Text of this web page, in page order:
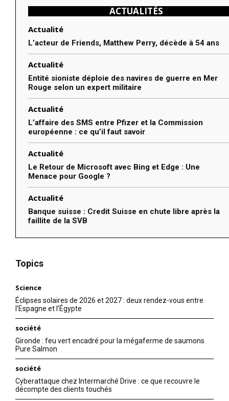
ACTUALITÉS
Actualité
L’acteur de Friends, Matthew Perry, décède à 54 ans
Actualité
Entité sioniste déploie des navires de guerre en Mer
Rouge selon un expert militaire
Actualité
L’affaire des SMS entre Pfizer et la Commission
européenne : ce qu’il faut savoir
Actualité
Le Retour de Microsoft avec Bing et Edge : Une
Menace pour Google ?
Actualité
Banque suisse : Credit Suisse en chute libre après la
faillite de la SVB
Topics
Science
Éclipses solaires de 2026 et 2027 : deux rendez-vous entre
l’Espagne et l’Égypte
société
Gironde : feu vert encadré pour la mégaferme de saumons
Pure Salmon
société
Cyberattaque chez Intermarché Drive : ce que recouvre le
décompte des clients touchés